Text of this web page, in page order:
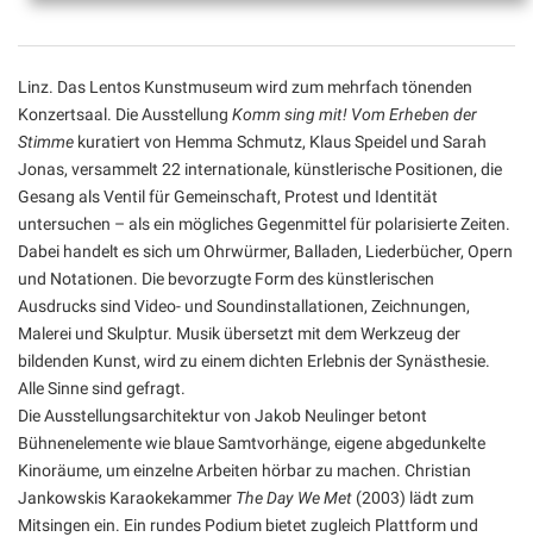
Linz. Das Lentos Kunstmuseum wird zum mehrfach tönenden
Konzertsaal. Die Ausstellung Komm sing mit! Vom Erheben der
Stimme kuratiert von Hemma Schmutz, Klaus Speidel und Sarah
Jonas, versammelt 22 internationale, künstlerische Positionen, die
Gesang als Ventil für Gemeinschaft, Protest und Identität
untersuchen – als ein mögliches Gegenmittel für polarisierte Zeiten.
Dabei handelt es sich um Ohrwürmer, Balladen, Liederbücher, Opern
und Notationen. Die bevorzugte Form des künstlerischen
Ausdrucks sind Video- und Soundinstallationen, Zeichnungen,
Malerei und Skulptur. Musik übersetzt mit dem Werkzeug der
bildenden Kunst, wird zu einem dichten Erlebnis der Synästhesie.
Alle Sinne sind gefragt.
Die Ausstellungsarchitektur von Jakob Neulinger betont
Bühnenelemente wie blaue Samtvorhänge, eigene abgedunkelte
Kinoräume, um einzelne Arbeiten hörbar zu machen. Christian
Jankowskis Karaokekammer The Day We Met (2003) lädt zum
Mitsingen ein. Ein rundes Podium bietet zugleich Plattform und